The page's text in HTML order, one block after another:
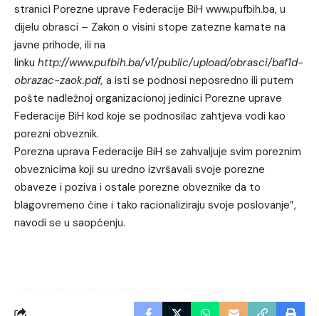
stranici Porezne uprave Federacije BiH www.pufbih.ba, u
dijelu obrasci – Zakon o visini stope zatezne kamate na
javne prihode, ili na
linku http://www.pufbih.ba/v1/public/upload/obrasci/baf1d-
obrazac-zaok.pdf, a isti se podnosi neposredno ili putem
pošte nadležnoj organizacionoj jedinici Porezne uprave
Federacije BiH kod koje se podnosilac zahtjeva vodi kao
porezni obveznik.
Porezna uprava Federacije BiH se zahvaljuje svim poreznim
obveznicima koji su uredno izvršavali svoje porezne
obaveze i poziva i ostale porezne obveznike da to
blagovremeno čine i tako racionaliziraju svoje poslovanje”,
navodi se u saopćenju.